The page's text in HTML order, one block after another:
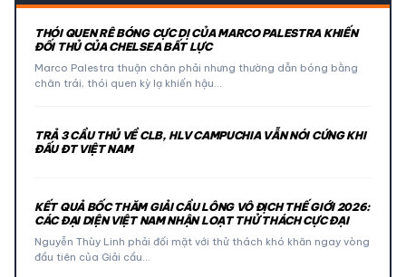
THÓI QUEN RÊ BÓNG CỰC DỊ CỦA MARCO PALESTRA KHIẾN
ĐỐI THỦ CỦA CHELSEA BẤT LỰC
Marco Palestra thuận chân phải nhưng thường dẫn bóng bằng
chân trái, thói quen kỳ lạ khiến hậu…
TRẢ 3 CẦU THỦ VỀ CLB, HLV CAMPUCHIA VẪN NÓI CỨNG KHI
ĐẤU ĐT VIỆT NAM
KẾT QUẢ BỐC THĂM GIẢI CẦU LÔNG VÔ ĐỊCH THẾ GIỚI 2026:
CÁC ĐẠI DIỆN VIỆT NAM NHẬN LOẠT THỬ THÁCH CỰC ĐẠI
Nguyễn Thùy Linh phải đối mặt với thử thách khó khăn ngay vòng
đầu tiên của Giải cầu…